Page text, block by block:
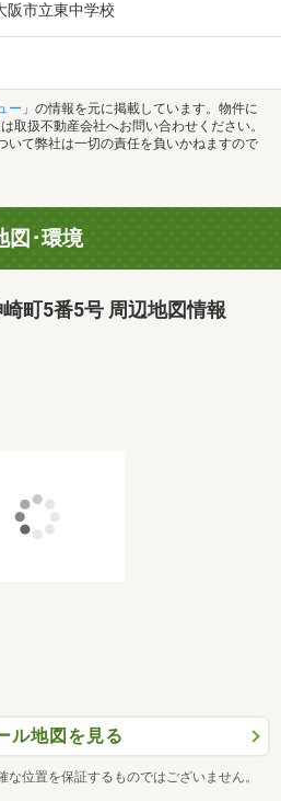
阪市立東中学校
ー 」の情報を元に掲載しています。物件に
取扱不動産会社へお問い合わせください。
いて弊社は一切の責任を負いかねますので
図･環境
町5番5号 周辺地図情報
ル地図を見る
位置を保証するものではございません。